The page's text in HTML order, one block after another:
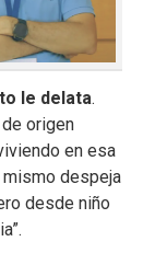
le delata.
origen
en esa
mismo despeja
desde niño